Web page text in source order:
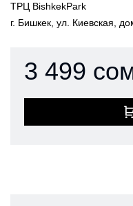
ТРЦ BishkekPark
г. Бишкек, ул. Киевская,
3 499